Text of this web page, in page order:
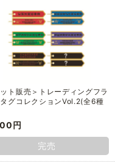
ット販売＞トレーディングフラ
グコレクションVol.2(全6種
円
完売